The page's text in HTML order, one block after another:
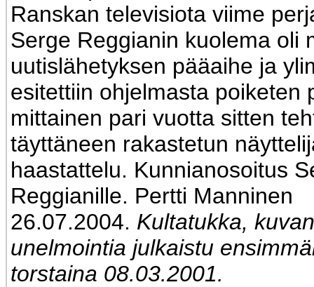
Ranskan televisiota viime
Serge Reggianin kuolema oli
uutislähetyksen pääaihe ja
esitettiin ohjelmasta poiketen
mittainen pari vuotta sitten
täyttäneen rakastetun
haastattelu. Kunnianosoitus
Reggianille. Pertti Manninen
26.07.2004. Kultatukka,
unelmointia julkaistu
torstaina 08.03.2001.